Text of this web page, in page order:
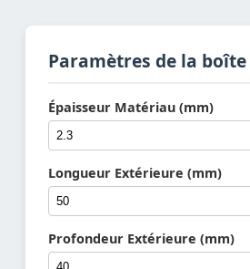
Paramètres de la boîte
Épaisseur Matériau (mm)
Longueur Extérieure (mm)
Profondeur Extérieure (mm)